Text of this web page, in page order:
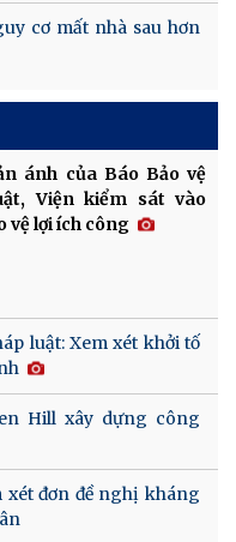
cơ mất nhà sau hơn
ánh của Báo Bảo vệ
Viện kiểm sát vào
vệ lợi ích công
luật: Xem xét khởi tố
Hill xây dựng công
xét đơn đề nghị kháng